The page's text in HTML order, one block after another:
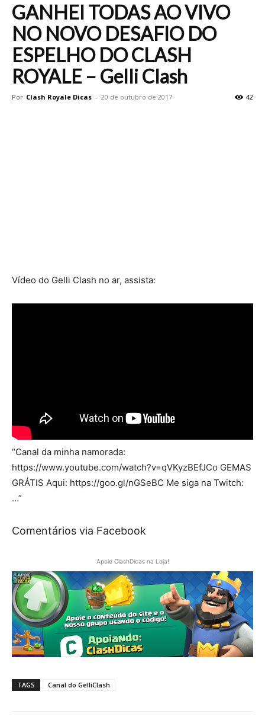
GANHEI TODAS AO VIVO
NO NOVO DESAFIO DO
ESPELHO DO CLASH
ROYALE – Gelli Clash
Por Clash Royale Dicas - 20 de outubro de 2017 42
Vídeo do Gelli Clash no ar, assista:
“Canal da minha namorada:
https://www.youtube.com/watch?v=qVKyzBEfJCo GEMAS
GRÁTIS Aqui: https://goo.gl/nGSeBC Me siga na Twitch:
…”
Comentários via Facebook
Apoie ClashDicas na Loja!
TAGS Canal do GelliClash